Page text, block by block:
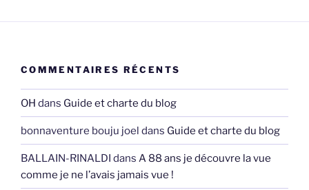
COMMENTAIRES RÉCENTS
OH dans Guide et charte du blog
bonnaventure bouju joel dans Guide et charte du blog
BALLAIN-RINALDI dans A 88 ans je découvre la vue
comme je ne l’avais jamais vue !